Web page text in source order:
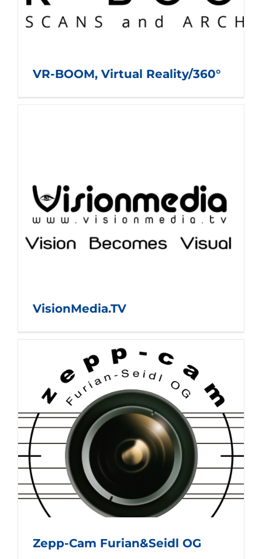
VR-BOOM, Virtual Reality/360°
VisionMedia.TV
Zepp-Cam Furian&Seidl OG